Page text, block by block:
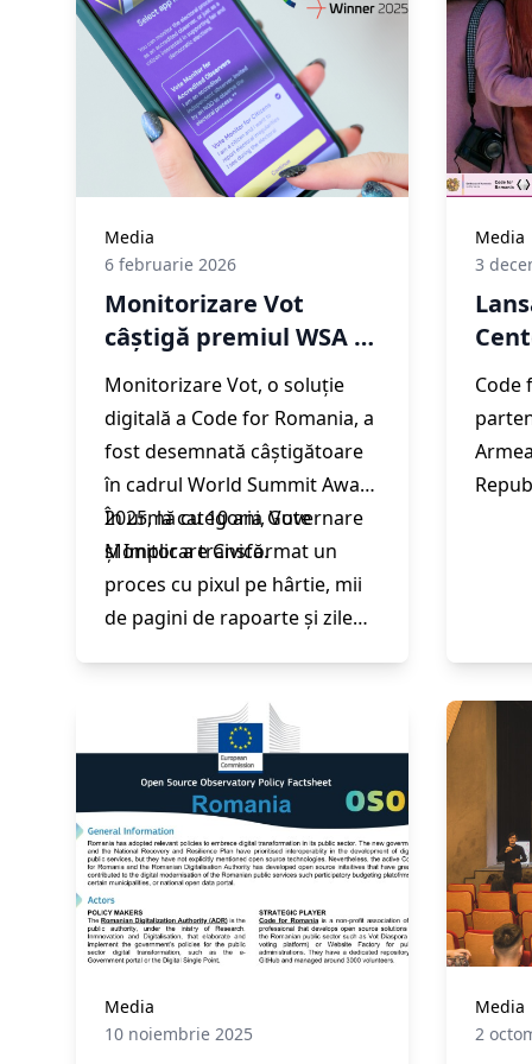
Media
6 februarie 2026
Monitorizare Vot
câștigă premiul WSA la
categoria Guvernare și
Implicare Civică
Monitorizare Vot, o soluție
digitală a Code for Romania, a
fost desemnată câștigătoare
în cadrul World Summit Award
2025, la categoria Guvernare
și Implicare Civică.
În urmă cu 10 ani, Vote
Monitor a transformat un
proces cu pixul pe hârtie, mii
de pagini de rapoarte și zile
comunicare, coordonare și
sesizare în timp real.
Media
3
Code
Media
10 noiembrie 2025
Media
2